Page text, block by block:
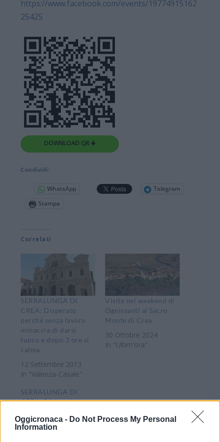
Oggicronaca - Do Not Process My Personal
Information
https://www.facebook.com/events/19774915162
25425
DOWNLOAD QR 🠋
Condividi:
WhatsApp
Telegram
Stampa
Correlati
SERRALUNGA DI
CREA: Disperato
perché senza lavoro
minaccia di darsi
fuoco e dopo 3 ore si
calma
12 Settembre 2013
In "Valenza-Casale"
Visite nel weekend di
Ognissanti al Sacro
Monte di Crea
30 Ottobre 2024
In "Ultim'ora"
SERRALUNGA DI
CREA: Rimane in
conto di duemila euro,
denunciato